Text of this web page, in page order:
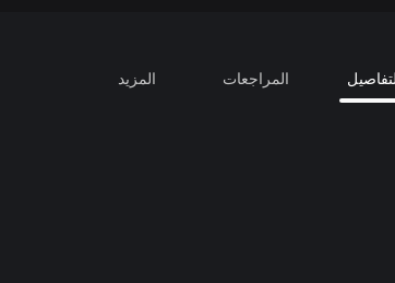
المراجعات المزيد